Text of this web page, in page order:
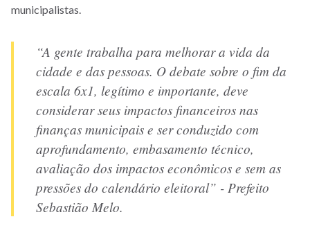
municipalistas.
“A gente trabalha para melhorar a vida da
cidade e das pessoas. O debate sobre o fim da
escala 6x1, legítimo e importante, deve
considerar seus impactos financeiros nas
finanças municipais e ser conduzido com
aprofundamento, embasamento técnico,
avaliação dos impactos econômicos e sem as
pressões do calendário eleitoral” - Prefeito
Sebastião Melo.